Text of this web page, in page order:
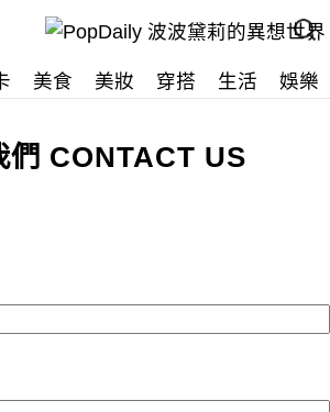
美食 美妝 穿搭 生活 娛樂
們 CONTACT US